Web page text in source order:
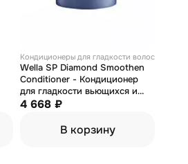
Кондиционеры для гладкости волос
Wella SP Diamond Smoothen
Conditioner - Кондиционер
для гладкости вьющихся и
непослушных волос 1000 мл
4 668 ₽
В корзину